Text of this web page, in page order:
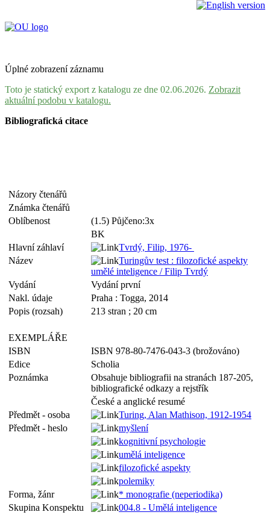
Úplné zobrazení záznamu
Toto je statický export z katalogu ze dne 02.06.2026. Zobrazit
aktuální podobu v katalogu.
Bibliografická citace
Názory čtenářů
Známka čtenářů
Oblíbenost
(1.5) Půjčeno:3x
BK
Hlavní záhlaví
Tvrdý, Filip, 1976-
Název
Turingův test : filozofické aspekty
umělé inteligence / Filip Tvrdý
Vydání
Vydání první
Nakl. údaje
Praha : Togga, 2014
Popis (rozsah)
213 stran ; 20 cm
EXEMPLÁŘE
ISBN
ISBN 978-80-7476-043-3 (brožováno)
Edice
Scholia
Poznámka
Obsahuje bibliografii na stranách 187-205,
bibliografické odkazy a rejstřík
České a anglické resumé
Předmět - osoba
Turing, Alan Mathison, 1912-1954
Předmět - heslo
myšlení
kognitivní psychologie
umělá inteligence
filozofické aspekty
polemiky
Forma, žánr
* monografie (neperiodika)
Skupina Konspektu
004.8 - Umělá inteligence